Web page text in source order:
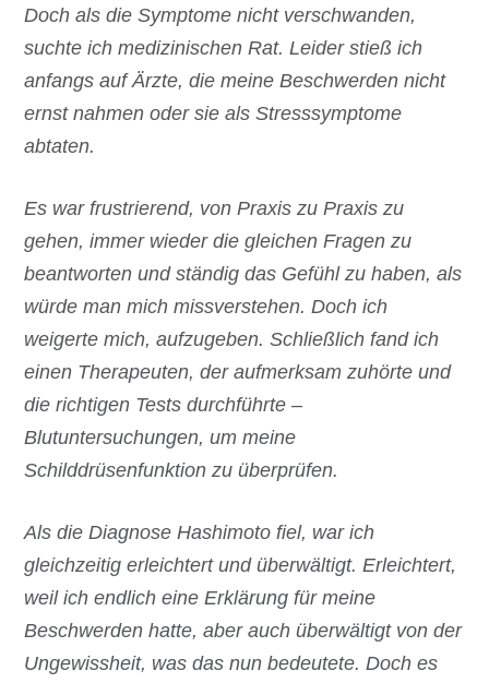
Doch als die Symptome nicht verschwanden,
suchte ich medizinischen Rat. Leider stieß ich
anfangs auf Ärzte, die meine Beschwerden nicht
ernst nahmen oder sie als Stresssymptome
abtaten.
Es war frustrierend, von Praxis zu Praxis zu
gehen, immer wieder die gleichen Fragen zu
beantworten und ständig das Gefühl zu haben, als
würde man mich missverstehen. Doch ich
weigerte mich, aufzugeben. Schließlich fand ich
einen Therapeuten, der aufmerksam zuhörte und
die richtigen Tests durchführte –
Blutuntersuchungen, um meine
Schilddrüsenfunktion zu überprüfen.
Als die Diagnose Hashimoto fiel, war ich
gleichzeitig erleichtert und überwältigt. Erleichtert,
weil ich endlich eine Erklärung für meine
Beschwerden hatte, aber auch überwältigt von der
Ungewissheit, was das nun bedeutete. Doch es